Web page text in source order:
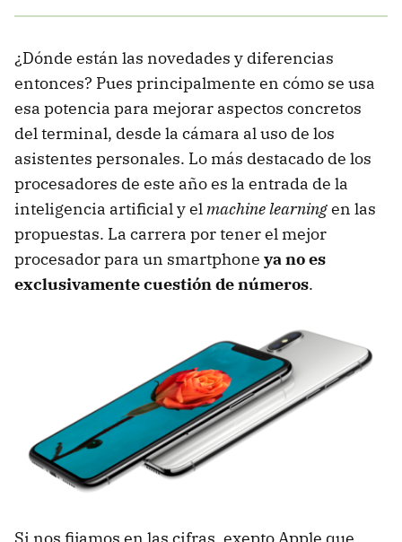
¿Dónde están las novedades y diferencias
entonces? Pues principalmente en cómo se usa
esa potencia para mejorar aspectos concretos
del terminal, desde la cámara al uso de los
asistentes personales. Lo más destacado de los
procesadores de este año es la entrada de la
inteligencia artificial y elmachine learningen las
propuestas. La carrera por tener el mejor
procesador para un smartphone ya no es
exclusivamente cuestión de números.